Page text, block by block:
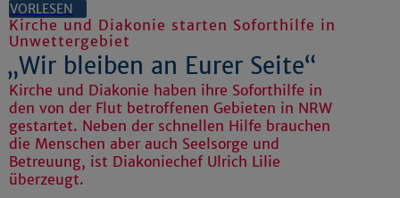
VORLESEN
Kirche und Diakonie starten Soforthilfe in
Unwettergebiet
„Wir bleiben an Eurer Seite“
Kirche und Diakonie haben ihre Soforthilfe in
den von der Flut betroffenen Gebieten in NRW
gestartet. Neben der schnellen Hilfe brauchen
die Menschen aber auch Seelsorge und
Betreuung, ist Diakoniechef Ulrich Lilie
überzeugt.